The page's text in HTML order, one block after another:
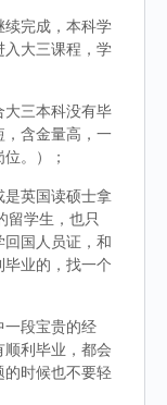
续完成，本科学
入大三课程，学
大三本科没有毕
，含金量高，一
。）；
英国读硕士拿
学生，也只
国人员证，和
业的，找一个
一段宝贵的经
顺利毕业，都会
时候也不要轻